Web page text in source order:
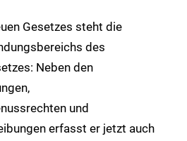
Gesetzes steht die
des
Neben den
und
erfasst er jetzt auch